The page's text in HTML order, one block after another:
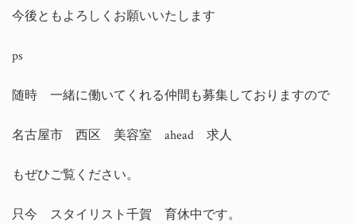
今後ともよろしくお願いいたします
ps
随時 一緒に働いてくれる仲間も募集しておりますので
名古屋市 西区 美容室 ahead 求人
もぜひご覧ください。
只今 スタイリスト千賀 育休中です。